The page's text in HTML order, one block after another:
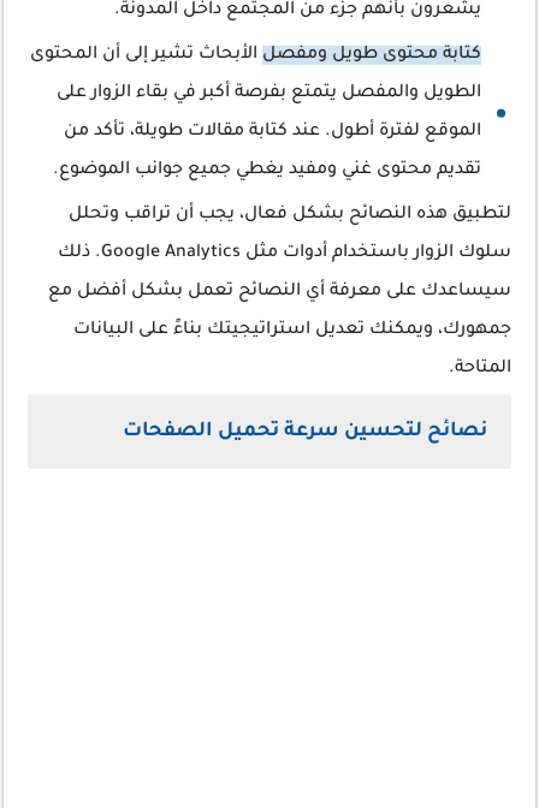
يشعرون بأنهم جزء من المجتمع داخل المدونة.
كتابة محتوى طويل ومفصل الأبحاث تشير إلى أن المحتوى
الطويل والمفصل يتمتع بفرصة أكبر في بقاء الزوار على
الموقع لفترة أطول. عند كتابة مقالات طويلة، تأكد من
تقديم محتوى غني ومفيد يغطي جميع جوانب الموضوع.
لتطبيق هذه النصائح بشكل فعال، يجب أن تراقب وتحلل
سلوك الزوار باستخدام أدوات مثل Google Analytics. ذلك
سيساعدك على معرفة أي النصائح تعمل بشكل أفضل مع
جمهورك، ويمكنك تعديل استراتيجيتك بناءً على البيانات
المتاحة.
نصائح لتحسين سرعة تحميل الصفحات